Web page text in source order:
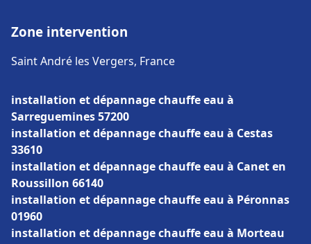
Zone intervention
Saint André les Vergers, France
installation et dépannage chauffe eau à
Sarreguemines 57200
installation et dépannage chauffe eau à Cestas
33610
installation et dépannage chauffe eau à Canet en
Roussillon 66140
installation et dépannage chauffe eau à Péronnas
01960
installation et dépannage chauffe eau à Morteau